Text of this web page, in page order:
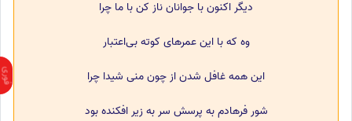
دیگر اکنون با جوانان ناز کن با ما چرا
وه که با این عمرهای کوته بی‌اعتبار
این همه غافل شدن از چون منی شیدا چرا
شور فرهادم به پرسش سر به زیر افکنده بود